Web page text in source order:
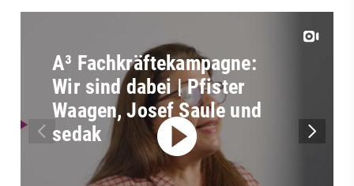
A³ Fachkräftekampagne:
Wir sind dabei | Pfister
Waagen, Josef Saule und
sedak